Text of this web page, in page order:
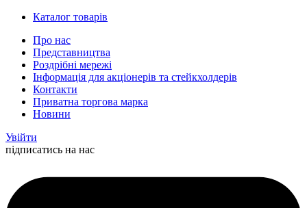
Каталог товарів
Про нас
Представництва
Роздрібні мережі
Інформація для акціонерів та стейкхолдерів
Контакти
Приватна торгова марка
Новини
Увійти
підписатись на нас